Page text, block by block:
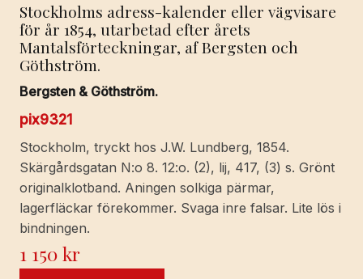
Stockholms adress-kalender eller vägvisare
för år 1854, utarbetad efter årets
Mantalsförteckningar, af Bergsten och
Göthström.
Bergsten & Göthström.
pix9321
Stockholm, tryckt hos J.W. Lundberg, 1854.
Skärgårdsgatan N:o 8. 12:o. (2), lij, 417, (3) s. Grönt
originalklotband. Aningen solkiga pärmar,
lagerfläckar förekommer. Svaga inre falsar. Lite lös i
bindningen.
1 150kr